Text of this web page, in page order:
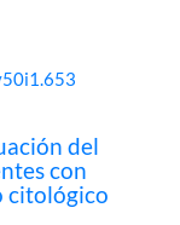
del
con
citológico